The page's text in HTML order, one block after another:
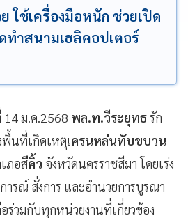
ใช้เครื่องมือหนัก ช่วยเปิด
ทำสนามเฮลิคอปเตอร์
14 ม.ค.2568 พล.ท.วีระยุทธรัก
พื้นที่เกิดเหตุเครนหล่นทับขบวน
ภอสีคิ้ว จังหวัดนครราชสีมา โดยเร่ง
รณ์ สั่งการ และอำนวยการบูรณา
ร่วมกับทุกหน่วยงานที่เกี่ยวข้อง